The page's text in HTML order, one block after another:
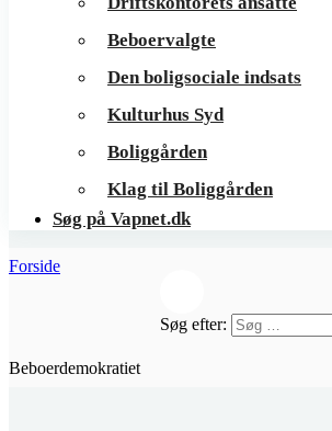
Beboervalgte
Den boligsociale indsats
Kulturhus Syd
Boliggården
Klag til Boliggården
Søg på Vapnet.dk
Søg efter:
Forside
Beboerdemokratiet